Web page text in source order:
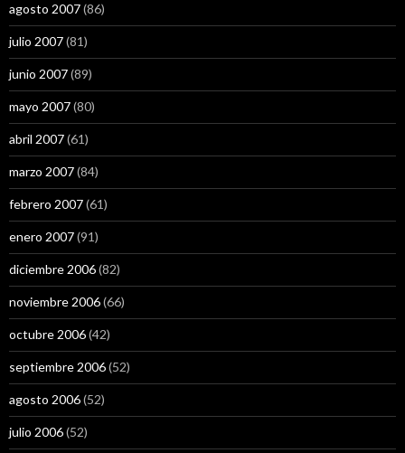
agosto 2007(86)
julio 2007(81)
junio 2007(89)
mayo 2007(80)
abril 2007(61)
marzo 2007(84)
febrero 2007(61)
enero 2007(91)
diciembre 2006(82)
noviembre 2006(66)
octubre 2006(42)
septiembre 2006(52)
agosto 2006(52)
julio 2006(52)